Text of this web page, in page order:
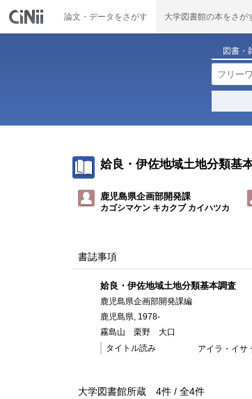
論文・データをさがす 大学図書館の本をさが
図書・
姶良・伊佐地域土地分類基
鹿児島県企画部開発課
カゴシマケン キカクブ カイハツカ
書誌事項
姶良・伊佐地域土地分類基本調査
鹿児島県企画部開発課編
鹿児島県, 1978-
霧島山
栗野
大口
タイトル読み
アイラ・イサ
大学図書館所蔵 4件 / 全4件